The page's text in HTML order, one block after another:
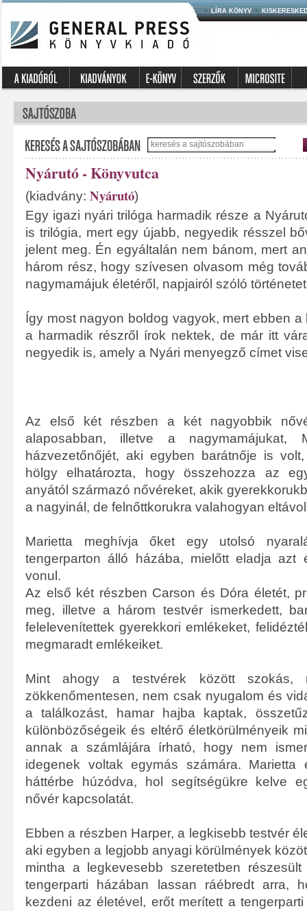
LÍRA KÖNYV
Nyárutó - Könyvutca
(kiadvány: Nyárutó)
Egy igazi nyári trilóga harmadik része a
is trilógia, mert egy újabb, negyedik résszel
jelent meg. Én egyáltalán nem bánom, mert
három rész, hogy szívesen olvasom még
nagymamájuk életéről, napjairól szóló
Így most nagyon boldog vagyok, mert ebben
a harmadik részről írok nektek, de már itt
negyedik is, amely a Nyári menyegző címet
Az első két részben a két nagyobbik
alaposabban, illetve a
házvezetőnőjét, aki egyben barátnője is
hölgy elhatározta, hogy összehozza az
anyától származó nővéreket, akik
a nagyinál, de felnőttkorukra valahogyan
Marietta meghívja őket egy utolsó
tengerparton álló házába, mielőtt eladja azt
vonul.
Az első két részben Carson és Dóra életét,
meg, illetve a három testvér ismerkedett,
felelevenítettek gyerekkori emlékeket,
megmaradt emlékeiket.
Mint ahogy a testvérek között szokás,
zökkenőmentesen, nem csak nyugalom és
a találkozást, hamar hajba kaptak,
különbözőségeik és eltérő életkörülményeik
annak a számlájára írható, hogy nem
idegenek voltak egymás számára.
háttérbe húzódva, hol segítségükre kelve
nővér kapcsolatát.
Ebben a részben Harper, a legkisebb testvér
aki egyben a legjobb anyagi körülmények
mintha a legkevesebb szeretetben
tengerparti házában lassan ráébredt arra,
kezdeni az életével, erőt merített a